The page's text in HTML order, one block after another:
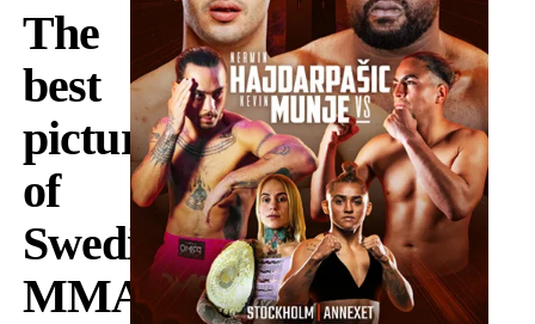
The
best
pictures
of
Swedish
MMA!